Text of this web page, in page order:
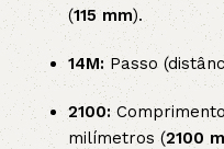
(115mm).
14M:Passo
2100:
milímetros (2100